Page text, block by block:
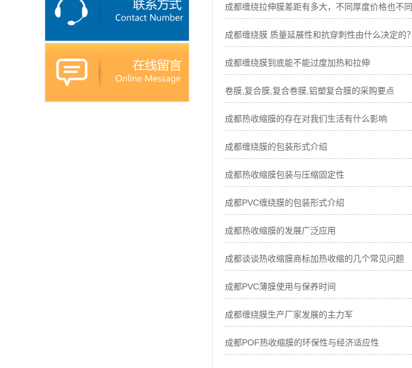
成都缠绕拉伸膜差距有多大，不同厚度价格也不同
成都缠绕膜 质量延展性和抗穿刺性由什么决定的？
成都缠绕膜到底能不能过度加热和拉伸
卷膜,复合膜,复合卷膜,铝塑复合膜的采购要点
成都热收缩膜的存在对我们生活有什么影响
成都缠绕膜的包装形式介绍
成都热收缩膜包装与压缩固定性
成都PVC缠绕膜的包装形式介绍
成都热收缩膜的发展广泛应用
成都谈谈热收缩膜商标加热收缩的几个常见问题
成都PVC薄膜使用与保养时间
成都缠绕膜生产厂家发展的主力军
成都POF热收缩膜的环保性与经济适应性